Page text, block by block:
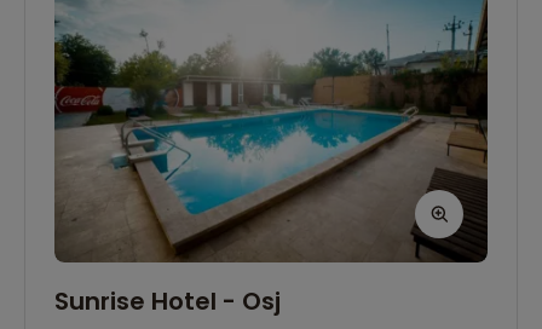
Sunrise Hotel - Osj